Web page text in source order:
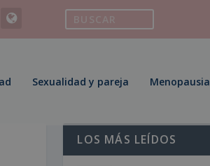
Sexualidad y pareja Menopausia
LOS MÁS LEÍDOS